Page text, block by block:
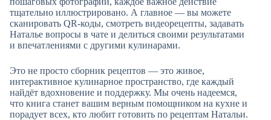
тщательно иллюстрировано. А главное — вы можете
сканировать QR-коды, смотреть видеорецепты, задавать
Наталье вопросы в чате и делиться своими результатами
и впечатлениями с другими кулинарами.
Это не просто сборник рецептов — это живое,
интерактивное кулинарное пространство, где каждый
найдёт вдохновение и поддержку. Мы очень надеемся,
что книга станет вашим верным помощником на кухне и
порадует всех, кто любит готовить по рецептам Натальи.